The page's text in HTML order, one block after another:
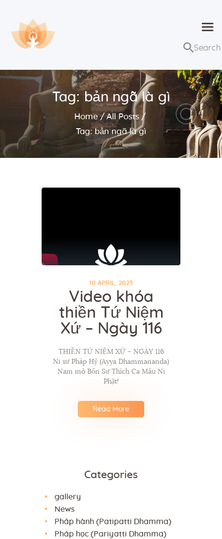
Tag: bản ngã là gì
Home
All Posts
Tag: bản ngã là gì
Trang chủ
Bài giảng
Lớp học và sự kiện
Về Dhammaduta
10 APRIL, 2023
Video khóa
thiền Tứ Niệm
Xứ – Ngày 116
THIỀN TỨ NIỆM XỨ – NGÀY 116
Ni sư Pháp Hỷ (Ayya Dhammananda)
Nam mô Bổn Sư Thích Ca Mâu Ni
Phật!
Read More
Categories
gallery
News
Pháp hành (Patipatti Dhamma)
Pháp học (Pariyatti Dhamma)